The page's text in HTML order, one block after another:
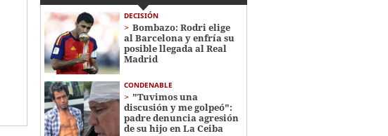
DECISIÓN
Bombazo: Rodri elige
al Barcelona y enfría su
posible llegada al Real
Madrid
CONDENABLE
"Tuvimos una
discusión y me golpeó":
padre denuncia agresión
de su hijo en La Ceiba